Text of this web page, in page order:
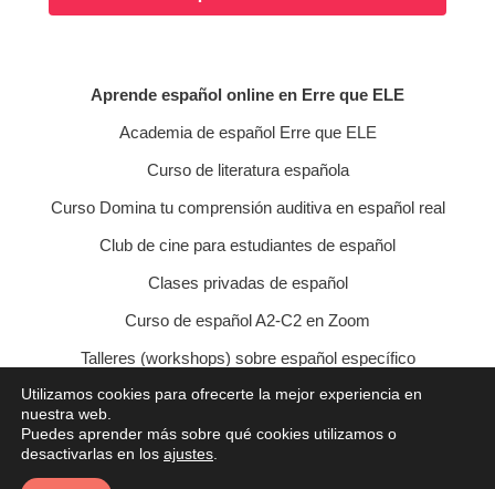
Aprende español online en Erre que ELE
Academia de español Erre que ELE
Curso de literatura española
Curso Domina tu comprensión auditiva en español real
Club de cine para estudiantes de español
Clases privadas de español
Curso de español A2-C2 en Zoom
Talleres (workshops) sobre español específico
Curso de conversación veraniego
Política de privacidad
Política de cookies
Condiciones de contratación
Utilizamos cookies para ofrecerte la mejor experiencia en
nuestra web.
Puedes aprender más sobre qué cookies utilizamos o
desactivarlas en los ajustes